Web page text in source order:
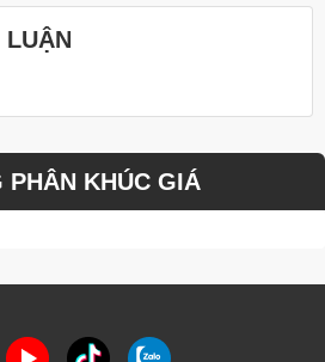
PHÂN KHÚC GIÁ